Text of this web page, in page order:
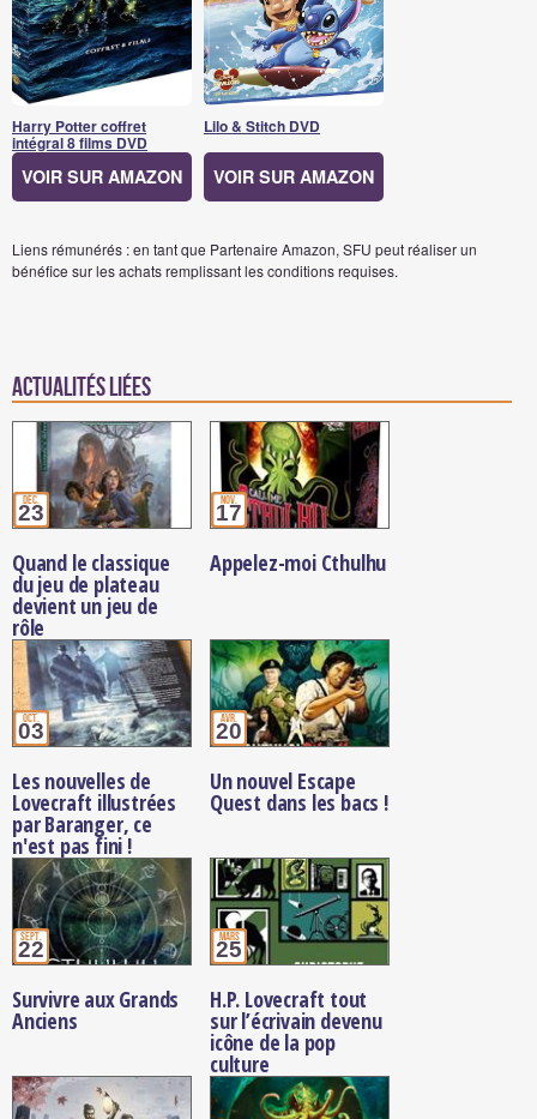
Harry Potter coffret
intégral 8 films DVD
VOIR SUR AMAZON
Lilo & Stitch DVD
VOIR SUR AMAZON
Liens rémunérés : en tant que Partenaire Amazon, SFU peut réaliser un
bénéfice sur les achats remplissant les conditions requises.
Actualités Liées
déc.
23
Quand le classique
du jeu de plateau
devient un jeu de
rôle
nov.
17
Appelez-moi Cthulhu
oct.
03
Les nouvelles de
Lovecraft illustrées
par Baranger, ce
n'est pas fini !
avr.
20
Un nouvel Escape
Quest dans les bacs !
sept.
22
Survivre aux Grands
Anciens
mars
25
H.P. Lovecraft tout
sur l’écrivain devenu
icône de la pop
culture